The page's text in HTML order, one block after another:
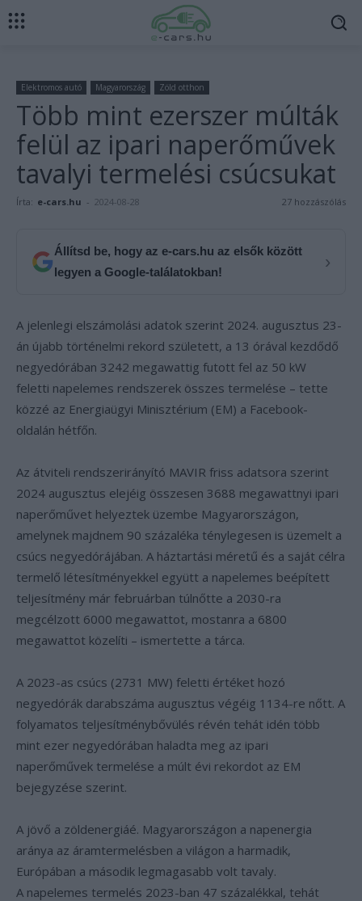
Elektromos autó Magyarország Zöld otthon
Több mint ezerszer múlták
felül az ipari naperőművek
tavalyi termelési csúcsukat
Írta: e-cars.hu - 2024-08-28 27 hozzászólás
Állítsd be, hogy az e-cars.hu az elsők között
legyen a Google-találatokban!
›
A jelenlegi elszámolási adatok szerint 2024. augusztus 23-
án újabb történelmi rekord született, a 13 órával kezdődő
negyedórában 3242 megawattig futott fel az 50 kW
feletti napelemes rendszerek összes termelése – tette
közzé az Energiaügyi Minisztérium (EM) a Facebook-
oldalán hétfőn.
Az átviteli rendszerirányító MAVIR friss adatsora szerint
2024 augusztus elejéig összesen 3688 megawattnyi ipari
naperőművet helyeztek üzembe Magyarországon,
amelynek majdnem 90 százaléka ténylegesen is üzemelt a
csúcs negyedórájában. A háztartási méretű és a saját célra
termelő létesítményekkel együtt a napelemes beépített
teljesítmény már februárban túlnőtte a 2030-ra
megcélzott 6000 megawattot, mostanra a 6800
megawattot közelíti – ismertette a tárca.
A 2023-as csúcs (2731 MW) feletti értéket hozó
negyedórák darabszáma augusztus végéig 1134-re nőtt. A
folyamatos teljesítménybővülés révén tehát idén több
mint ezer negyedórában haladta meg az ipari
naperőművek termelése a múlt évi rekordot az EM
bejegyzése szerint.
A jövő a zöldenergiáé. Magyarországon a napenergia
aránya az áramtermelésben a világon a harmadik,
Európában a második legmagasabb volt tavaly.
A napelemes termelés 2023-ban 47 százalékkal, tehát